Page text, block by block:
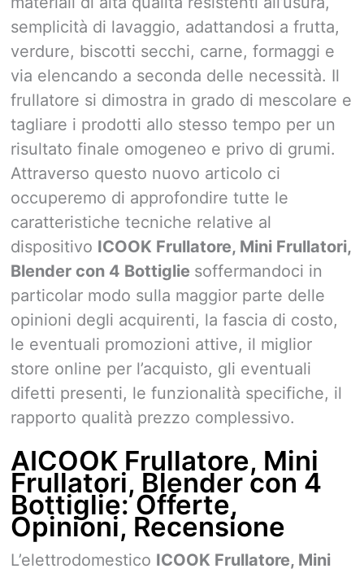
semplicità di lavaggio, adattandosi a frutta,
verdure, biscotti secchi, carne, formaggi e
via elencando a seconda delle necessità. Il
frullatore si dimostra in grado di mescolare e
tagliare i prodotti allo stesso tempo per un
risultato finale omogeneo e privo di grumi.
Attraverso questo nuovo articolo ci
occuperemo di approfondire tutte le
caratteristiche tecniche relative al
dispositivo ICOOK Frullatore, Mini Frullatori,
Blender con 4 Bottiglie soffermandoci in
particolar modo sulla maggior parte delle
opinioni degli acquirenti, la fascia di costo,
le eventuali promozioni attive, il miglior
store online per l’acquisto, gli eventuali
difetti presenti, le funzionalità specifiche, il
rapporto qualità prezzo complessivo.
AICOOK Frullatore, Mini
Frullatori, Blender con 4
Bottiglie: Offerte,
Opinioni, Recensione
L’elettrodomestico ICOOK Frullatore, Mini